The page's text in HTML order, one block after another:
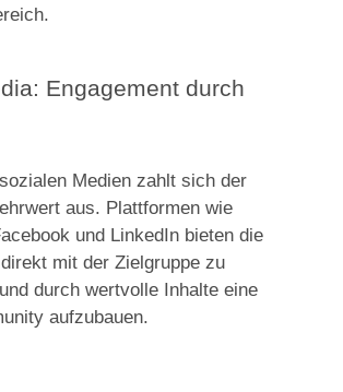
Engagement durch
Medien zahlt sich der
aus. Plattformen wie
und LinkedIn bieten die
mit der Zielgruppe zu
durch wertvolle Inhalte eine
aufzubauen.